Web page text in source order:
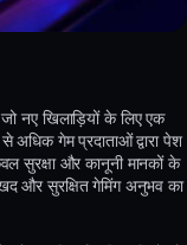
नए खिलाड़ियों के लिए एक
अधिक गेम प्रदाताओं द्वारा पेश
सुरक्षा और कानूनी मानकों के
और सुरक्षित गेमिंग अनुभव का